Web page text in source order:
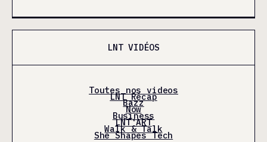
LNT VIDÉOS
Toutes nos videos
LNT Récap
Bazz
Now
Business
LNT'ART
Walk & Talk
She Shapes Tech